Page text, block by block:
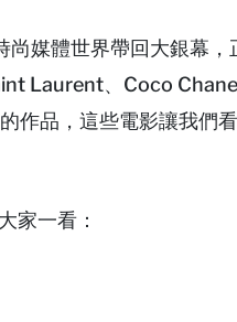
媒體世界帶回大銀幕，
Laurent、Coco
作品，這些電影讓我們
家一看：